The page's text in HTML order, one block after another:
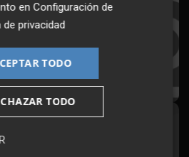
al Boletín
suscribirme!
en redes
enConfiguración de
de privacidad
TODO
TODO